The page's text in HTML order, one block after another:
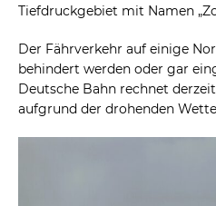
Tiefdruckgebiet mit Namen
Der Fährverkehr auf einige
behindert werden oder gar
Deutsche Bahn rechnet
aufgrund der drohenden